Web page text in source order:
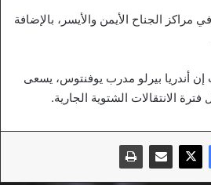
مراكز الجناح الأيمن والأيسر، بالإضافة
أندريا بيرلو مدرب يوفنتوس، يسعى
الانتقالات الشتوية الجارية.